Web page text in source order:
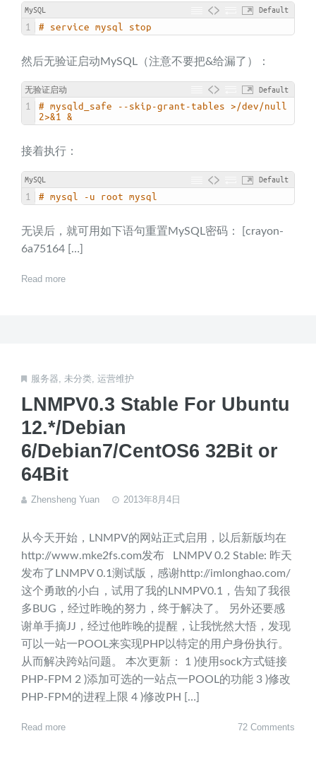
MySQL Default
1 # service mysql stop
然后无验证启动MySQL（注意不要把&给漏了）：
无验证启动 Default
1
# mysqld_safe --skip-grant-tables >/dev/null
2>&1 &
接着执行：
MySQL Default
1 # mysql -u root mysql
无误后，就可用如下语句重置MySQL密码： [crayon-
6a75164 […]
Read more
服务器 未分类 运营维护
LNMPV0.3 Stable For Ubuntu
12.*/Debian
6/Debian7/CentOS6 32Bit or
64Bit
Zhensheng Yuan 2013年8月4日
从今天开始，LNMPV的网站正式启用，以后新版均在
http://www.mke2fs.com发布 LNMPV 0.2 Stable: 昨天
发布了LNMPV 0.1测试版，感谢http://imlonghao.com/
这个勇敢的小白，试用了我的LNMPV0.1，告知了我很
多BUG，经过昨晚的努力，终于解决了。 另外还要感
谢单手摘JJ，经过他昨晚的提醒，让我恍然大悟，发现
可以一站一POOL来实现PHP以特定的用户身份执行。
从而解决跨站问题。 本次更新： 1 )使用sock方式链接
PHP-FPM 2 )添加可选的一站点一POOL的功能 3 )修改
PHP-FPM的进程上限 4 )修改PH […]
Read more 72 Comments